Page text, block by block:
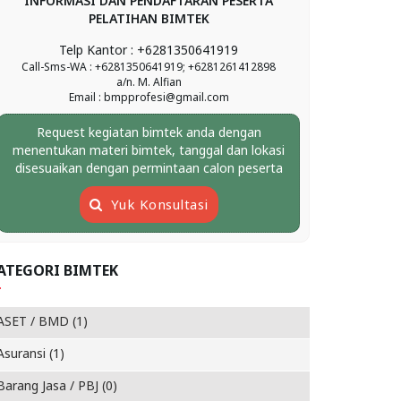
PELATIHAN BIMTEK
Telp Kantor : +6281350641919
Call-Sms-WA : +6281350641919; +6281261412898
a/n. M. Alfian
Email : bmpprofesi@gmail.com
Request kegiatan bimtek anda dengan
menentukan materi bimtek, tanggal dan lokasi
disesuaikan dengan permintaan calon peserta
Yuk Konsultasi
BIMTEK
/ BMD (1)
(1)
Jasa / PBJ (0)